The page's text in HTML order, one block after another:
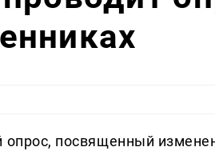
опрос, посвященный